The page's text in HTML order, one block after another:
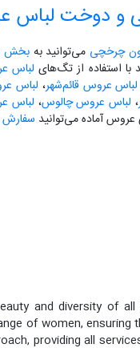
و دوخت لباس
چرخچی می‌توانید بهبخش
استفاده از تگ‌های لباس
لباس عروس قائم‌شهر، لباس
، لباس عروس چالوس، لباس
آماده می‌توانید
and diversity of
of women, ensuring
providing all